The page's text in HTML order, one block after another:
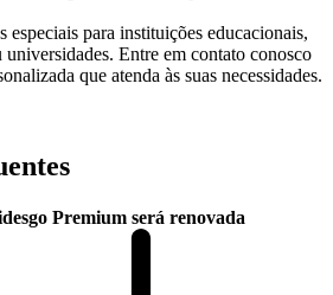
especiais para instituições educacionais,
Entre em contato conosco
que atenda às suas necessidades.
Premium será renovada